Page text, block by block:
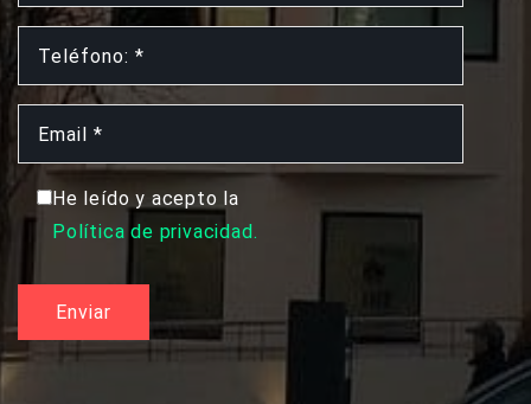
He leído y acepto la
Política de privacidad.